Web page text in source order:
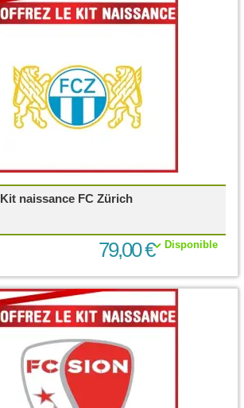
Kit naissance FC Zürich
Disponible
79,00 €